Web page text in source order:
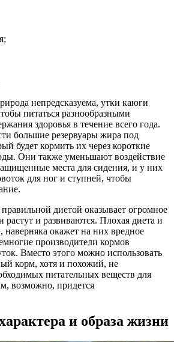
непредсказуема, утки каюги
питаться разнообразными
здоровья в течение всего года.
большие резервуары жира под
будет кормить их через короткие
Они также уменьшают воздействие
места для сидения, и у них
для ног и ступней, чтобы
диетой оказывает огромное
растут и развиваются. Плохая диета и
наверняка окажет на них вредное
производители кормов
Вместо этого можно использовать
корм, хотя и похожий, не
питательных веществ для
возможно, придется
и образа жизни